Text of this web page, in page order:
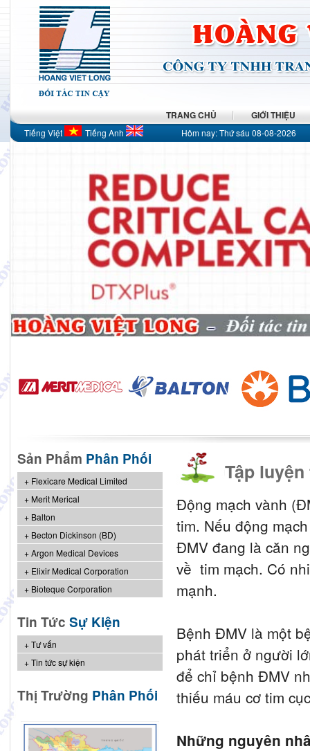
TRANG CHỦ GIỚI THIỆU
Tiếng Việt Tiếng Anh Hôm nay:Thứ sáu 08-08-2026
Sản Phẩm Phân Phối
Flexicare Medical Limited
Merit Merical
Balton
Becton Dickinson (BD)
Argon Medical Devices
Elixir Medical Corporation
Bioteque Corporation
Tin Tức Sự Kiện
Tư vấn
Tin tức sự kiện
Thị Trường Phân Phối
Tập
Ðộng mạch vành
tim. Nếu động
ÐMV đang là căn
về tim mạch. Có
mạnh.
Bệnh ĐMV là một
phát triển ở người
để chỉ bệnh ĐMV
thiếu máu cơ tim
Những nguyên